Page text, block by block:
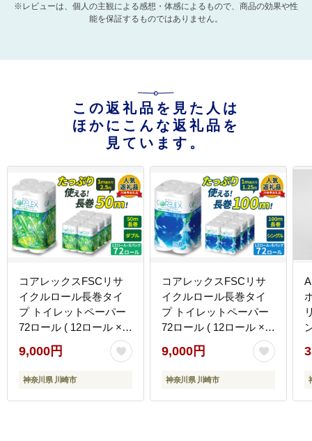
※レビューは、個人の主観による感想・体感によるもので、商品の効果や性
能を保証するものではありません。
この返礼品を見た人は
ほかにこんな返礼品を
見ています。
コアレックスFSCリサ
イクルロール長巻タイ
プ トイレットペーパー
72ロール ( 12ロール × 6
パック ) ダブル 50m
9,000円
神奈川県 川崎市
コアレックスFSCリサ
イクルロール長巻タイ
プ トイレットペーパー
72ロール ( 12ロール × 6
パック ) シングル100m
9,000円
神奈川県 川崎市